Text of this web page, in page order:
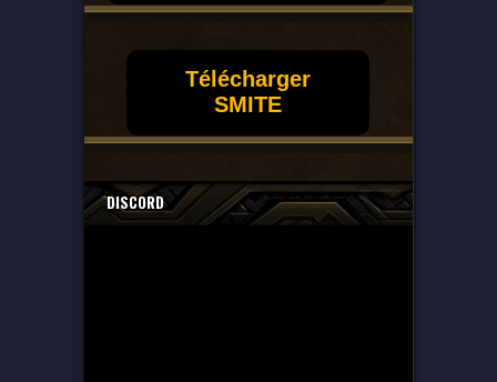
Télécharger
SMITE
DISCORD